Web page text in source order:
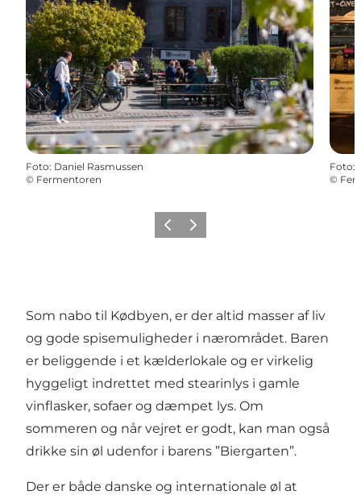
Foto: Daniel Rasmussen
© Fermentoren
Foto:
©
ZurückWeiter
Som nabo til Kødbyen, er der altid masser af liv
og gode spisemuligheder i nærområdet. Baren
er beliggende i et kælderlokale og er virkelig
hyggeligt indrettet med stearinlys i gamle
vinflasker, sofaer og dæmpet lys. Om
sommeren og når vejret er godt, kan man også
drikke sin øl udenfor i barens ”Biergarten”.
Der er både danske og internationale øl at